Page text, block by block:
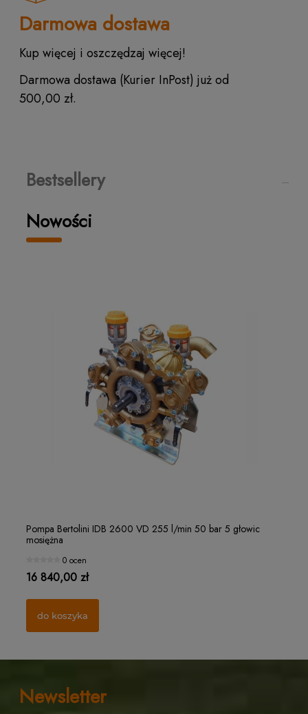
Darmowa dostawa
Kup więcej i oszczędzaj więcej!
Darmowa dostawa (Kurier InPost) już od
500,00 zł.
Nowości
Bestsellery
Pompa Bertolini IDB 2600 VD 255 l/min 50 bar 5 głowic
mosiężna
0 ocen
16 840,00 zł
do koszyka
Rozpylacz TeeJet TXB80 VK - wysoki kołnierz
0 ocen
28,00 zł
do koszyka
Newsletter